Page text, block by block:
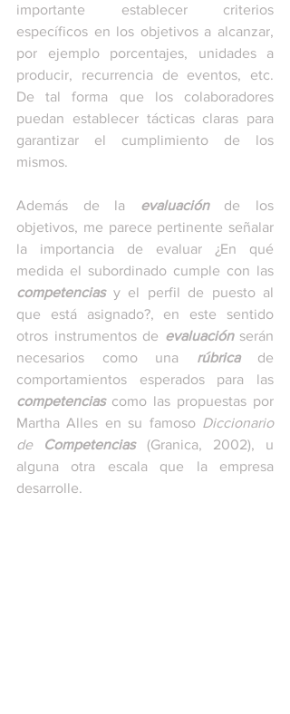
importante establecer criterios
específicos en los objetivos a alcanzar,
por ejemplo porcentajes, unidades a
producir, recurrencia de eventos, etc.
De tal forma que los colaboradores
puedan establecer tácticas claras para
garantizar el cumplimiento de los
mismos.
Además de la evaluación de los
objetivos, me parece pertinente señalar
la importancia de evaluar ¿En qué
competencias y el perfil de puesto al
que está asignado?, en este sentido
otros instrumentos de evaluación serán
necesarios como una rúbrica de
competencias como las propuestas por
Martha Alles en su famoso Diccionario
de
Competencias (Granica, 2002), u
alguna otra escala que la empresa
desarrolle.